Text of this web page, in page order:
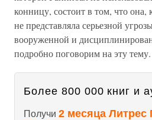
конницу, состоит в том, что она,
не представляла серьезной
вооруженной и
подробно поговорим на эту тему.
Более 800 000 книг и
Получи 2 месяца Литрес